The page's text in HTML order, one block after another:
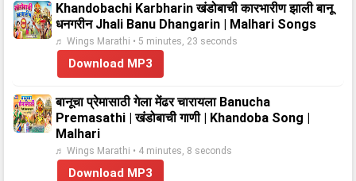
Khandobachi Karbharin खंडोबाची कारभारीण झाली बानू
धनगरीन Jhali Banu Dhangarin | Malhari Songs
♬ Wings Marathi • 5 minutes, 23 seconds
Download MP3
बानूचा प्रेमासाठी गेला मेंढर चारायला Banucha
Premasathi | खंडोबाची गाणी | Khandoba Song |
Malhari
♬ Wings Marathi • 4 minutes, 8 seconds
Download MP3